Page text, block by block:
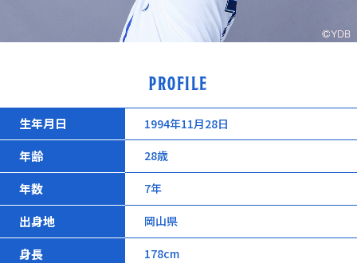
PROFILE
生年月日 1994年11月28日
年齢 28歳
年数 7年
出身地 岡山県
身長 178cm